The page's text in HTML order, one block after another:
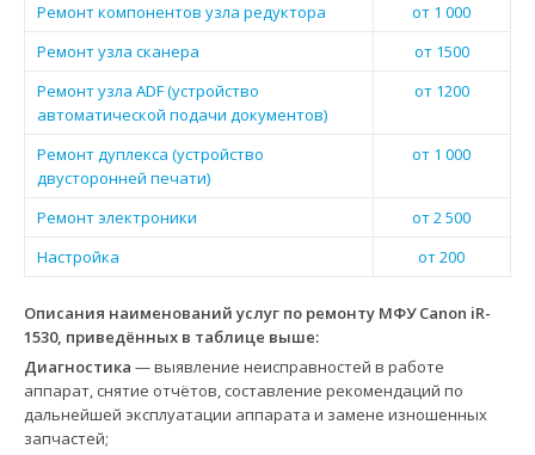
Ремонт компонентов узла редуктора
от 1 000
Ремонт узла сканера
от 1500
Ремонт узла ADF (устройство
автоматической подачи документов)
от 1200
Ремонт дуплекса (устройство
двусторонней печати)
от 1 000
Ремонт электроники
от 2 500
Настройка
от 200
Описания наименований услуг по ремонту МФУ Canon iR-
1530, приведённых в таблице выше:
Диагностика — выявление неисправностей в работе
аппарат, снятие отчётов, составление рекомендаций по
дальнейшей эксплуатации аппарата и замене изношенных
запчастей;